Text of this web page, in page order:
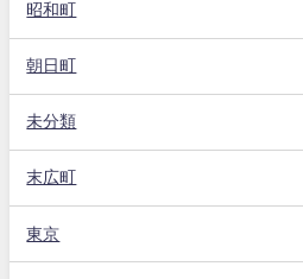
昭和町
朝日町
未分類
末広町
東京